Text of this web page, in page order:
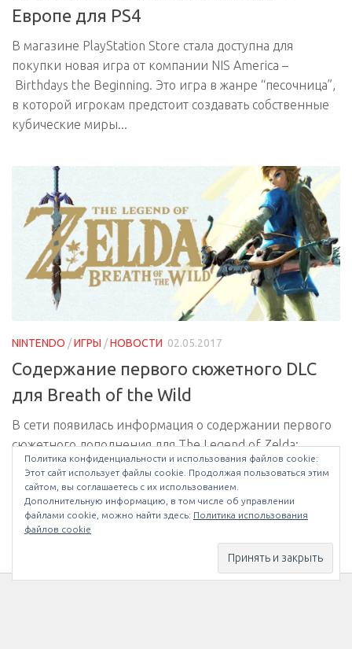
Европе для PS4
В магазине PlayStation Store стала доступна для
покупки новая игра от компании NIS America –
Birthdays the Beginning. Это игра в жанре “песочница”,
в которой игрокам предстоит создавать собственные
кубические миры...
NINTENDO /ИГРЫ /НОВОСТИ 02.05.2017
Содержание первого сюжетного DLC
для Breath of the Wild
В сети появилась информация о содержании первого
сюжетного дополнения для The Legend of Zelda:
Breath of the Wild. DLC выйдет уже летом этого года и
будет включать в себя: • Испытание Меча...
← Предыдущая страница
Политика конфиденциальности и использования файлов сookie:
Этот сайт использует файлы cookie. Продолжая пользоваться этим
сайтом, вы соглашаетесь с их использованием.
Дополнительную информацию, в том числе об управлении
файлами cookie, можно найти здесь: Политика использования
файлов cookie